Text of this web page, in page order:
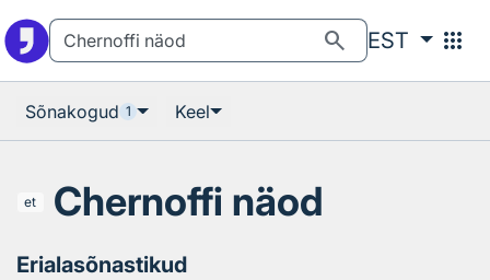
search EST apps
Sõnakogud 1 Keel
et Chernoffi näod
Erialasõnastikud